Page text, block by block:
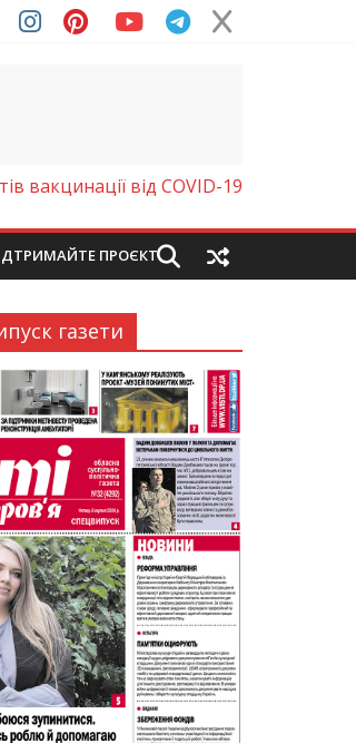
вакцинації від COVID-19
ПРОЄКТ
газети